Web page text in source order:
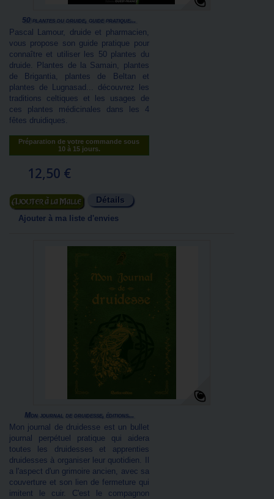
50 plantes du druide, guide pratique...
Pascal Lamour, druide et pharmacien,
vous propose son guide pratique pour
connaître et utiliser les 50 plantes du
druide. Plantes de la Samain, plantes
de Brigantia, plantes de Beltan et
plantes de Lugnasad... découvrez les
traditions celtiques et les usages de
ces plantes médicinales dans les 4
fêtes druidiques.
Préparation de votre commande sous
10 à 15 jours.
12,50 €
Ajouter au panier Détails
Ajouter à ma liste d'envies
Mon journal de druidesse, éditions...
Mon journal de druidesse est un bullet
journal perpétuel pratique qui aidera
toutes les druidesses et apprenties
druidesses à organiser leur quotidien. Il
a l'aspect d'un grimoire ancien, avec sa
couverture et son lien de fermeture qui
imitent le cuir. C'est le compagnon